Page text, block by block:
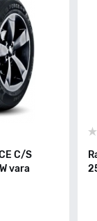
C/S
vara